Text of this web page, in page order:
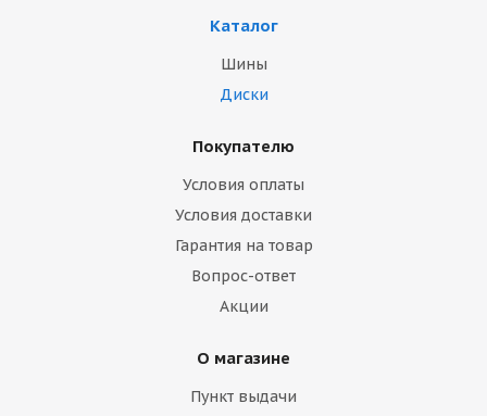
Каталог
Шины
Диски
Покупателю
Условия оплаты
Условия доставки
Гарантия на товар
Вопрос-ответ
Акции
О магазине
Пункт выдачи